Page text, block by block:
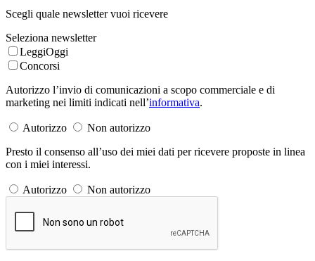
Scegli quale newsletter vuoi ricevere
Seleziona newsletter
LeggiOggi
Concorsi
Autorizzo l’invio di comunicazioni a scopo commerciale e di
marketing nei limiti indicati nell’informativa.
Autorizzo
Non autorizzo
Presto il consenso all’uso dei miei dati per ricevere proposte in linea
con i miei interessi.
Autorizzo Non autorizzo